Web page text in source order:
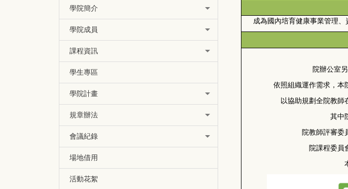
學院簡介
學院成員
課程資訊
學生專區
學院計畫
規章辦法
會議紀錄
場地借用
活動花絮
成為國內培育健康事業管理、
院辦公室
依照組織運作需求，本
以協助規劃全院教師
其中
院教師評審委
院課程委員